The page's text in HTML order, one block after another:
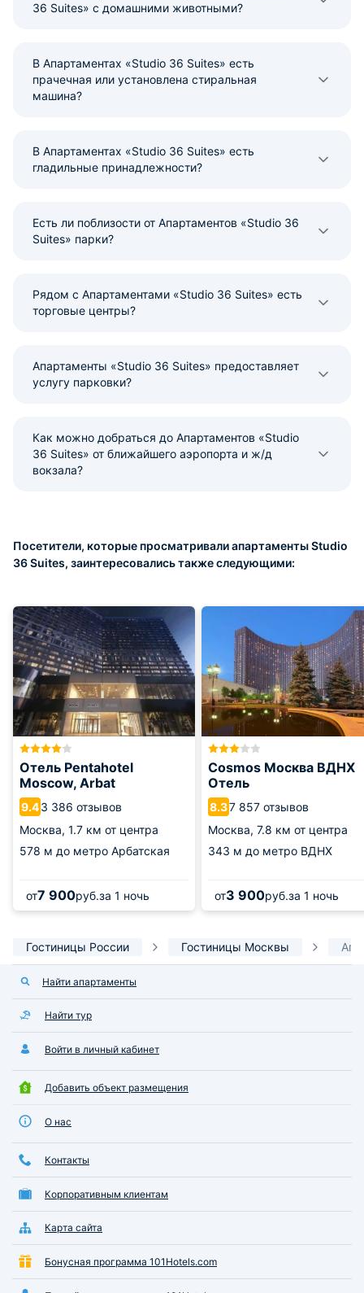
36 Suites» с домашними животными?
В Апартаментах «Studio 36 Suites» есть
прачечная или установлена стиральная
машина?
В Апартаментах «Studio 36 Suites» есть
гладильные принадлежности?
Есть ли поблизости от Апартаментов «Studio 36
Suites» парки?
Рядом с Апартаментами «Studio 36 Suites» есть
торговые центры?
Апартаменты «Studio 36 Suites» предоставляет
услугу парковки?
Как можно добраться до Апартаментов «Studio
36 Suites» от ближайшего аэропорта и ж/д
вокзала?
Посетители, которые просматривали апартаменты Studio
36 Suites, заинтересовались также следующими:
Отель Pentahotel
Moscow, Arbat
9.43 386 отзывов
Москва, 1.7 км от центра
578 м до метро Арбатская
от7 900руб.за 1 ночь
Cosmos Москва ВДНХ
Отель
8.37 857 отзывов
Москва, 7.8 км от центра
343 м до метро ВДНХ
от3 900руб.за 1 ночь
Гостиницы России Гостиницы Москвы
Найти апартаменты
Найти тур
Войти в личный кабинет
Добавить объект размещения
О нас
Контакты
Корпоративным клиентам
Карта сайта
Бонусная программа 101Hotels.com